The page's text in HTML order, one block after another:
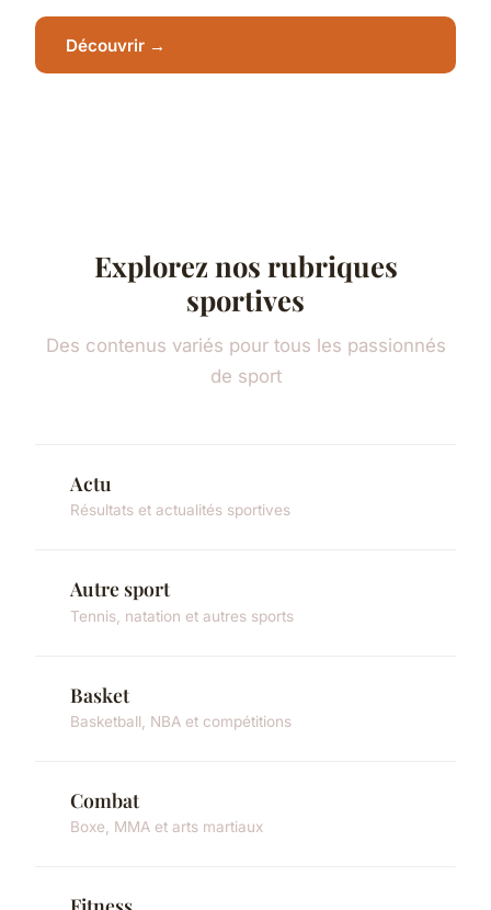
Découvrir →
Explorez nos rubriques
sportives
Des contenus variés pour tous les passionnés
de sport
Actu
Résultats et actualités sportives
Autre sport
Tennis, natation et autres sports
Basket
Basketball, NBA et compétitions
Combat
Boxe, MMA et arts martiaux